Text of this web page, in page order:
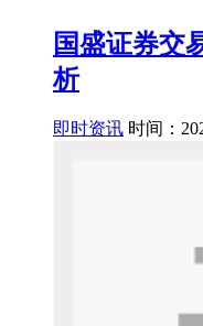
国盛证券交
析
即时资讯 时间：